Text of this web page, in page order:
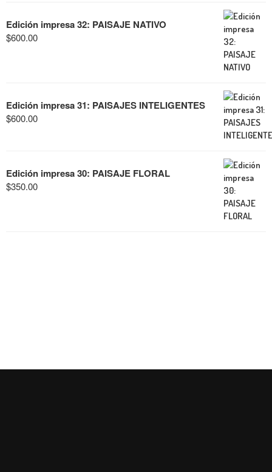
Edición impresa 32: PAISAJE NATIVO
$600.00
Edición impresa 31: PAISAJES INTELIGENTES
$600.00
Edición impresa 30: PAISAJE FLORAL
$350.00